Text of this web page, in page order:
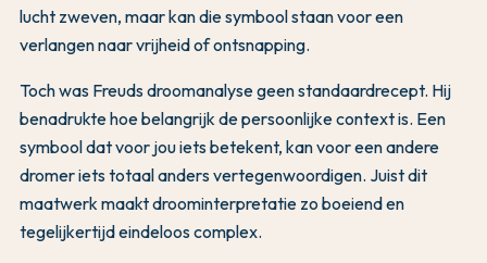
lucht zweven, maar kan die symbool staan voor een
verlangen naar vrijheid of ontsnapping.
Toch was Freuds droomanalyse geen standaardrecept. Hij
benadrukte hoe belangrijk de persoonlijke context is. Een
symbool dat voor jou iets betekent, kan voor een andere
dromer iets totaal anders vertegenwoordigen. Juist dit
maatwerk maakt droominterpretatie zo boeiend en
tegelijkertijd eindeloos complex.